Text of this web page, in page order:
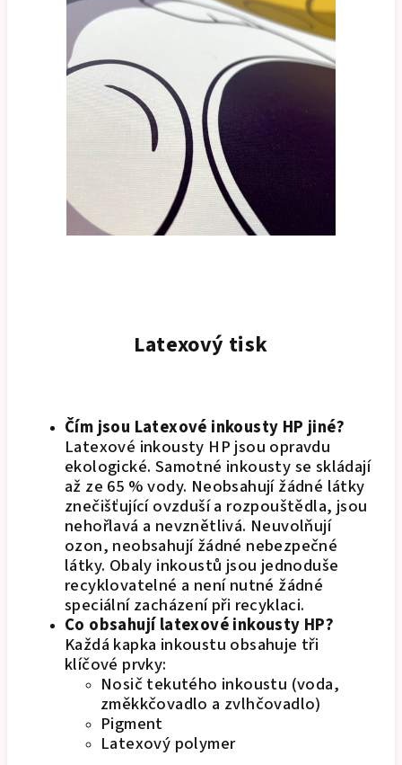
Latexový tisk
Čím jsou Latexové inkousty HP jiné?
Latexové inkousty HP jsou opravdu
ekologické. Samotné inkousty se skládají
až ze 65 % vody. Neobsahují žádné látky
znečišťující ovzduší a rozpouštědla, jsou
nehořlavá a nevznětlivá. Neuvolňují
ozon, neobsahují žádné nebezpečné
látky. Obaly inkoustů jsou jednoduše
recyklovatelné a není nutné žádné
speciální zacházení při recyklaci.
Co obsahují latexové inkousty HP?
Každá kapka inkoustu obsahuje tři
klíčové prvky:
Nosič tekutého inkoustu (voda,
změkkčovadlo a zvlhčovadlo)
Pigment
Latexový polymer